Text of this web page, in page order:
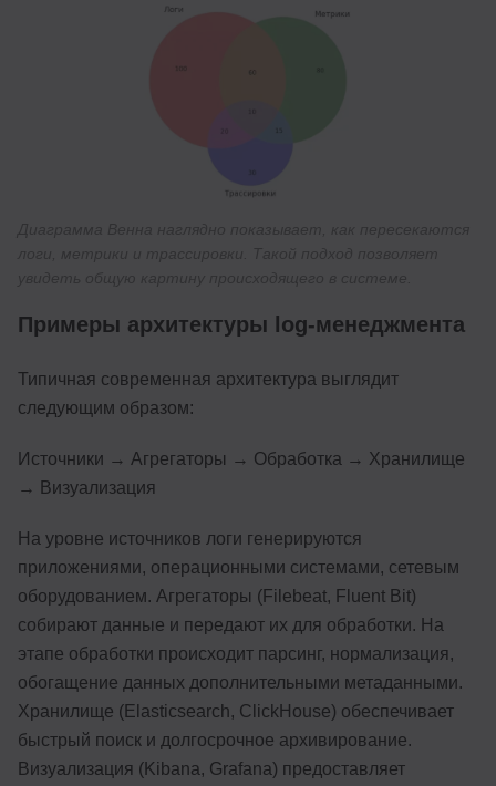
Примеры архитектуры log-менеджмента
Типичная современная архитектура выглядит
следующим образом:
Источники → Агрегаторы → Обработка → Хранилище
→ Визуализация
На уровне источников логи генерируются
приложениями, операционными системами, сетевым
оборудованием. Агрегаторы (Filebeat, Fluent Bit)
собирают данные и передают их для обработки. На
этапе обработки происходит парсинг, нормализация,
обогащение данных дополнительными метаданными.
Хранилище (Elasticsearch, ClickHouse) обеспечивает
быстрый поиск и долгосрочное архивирование.
Визуализация (Kibana, Grafana) предоставляет